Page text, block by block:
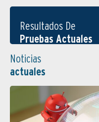
Resultados De
Pruebas Actuales
Noticias
actuales